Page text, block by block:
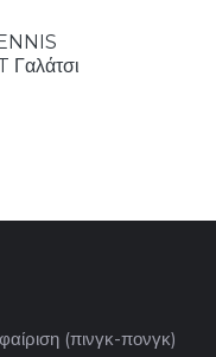
(πινγκ-πονγκ)